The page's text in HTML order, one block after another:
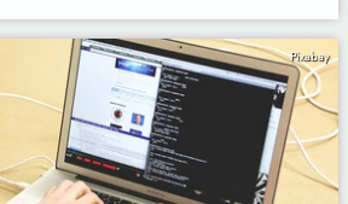
Pixabay